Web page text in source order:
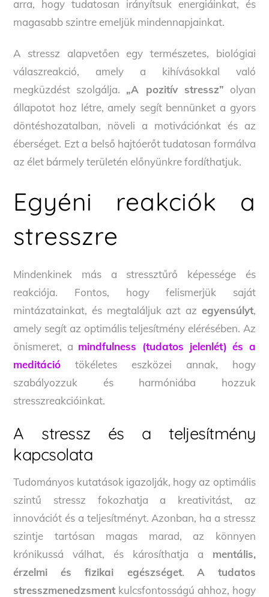
arra, hogy tudatosan irányítsuk energiáinkat, és
magasabb szintre emeljük mindennapjainkat.
A stressz alapvetően egy természetes, biológiai
válaszreakció, amely a kihívásokkal való
megküzdést szolgálja. „A pozitív stressz” olyan
állapotot hoz létre, amely segít bennünket a gyors
döntéshozatalban, növeli a motivációnkat és az
éberséget. Ezt a belső hajtóerőt tudatosan formálva
az élet bármely területén előnyünkre fordíthatjuk.
Egyéni reakciók a
stresszre
Mindenkinek más a stressztűrő képessége és
reakciója. Fontos, hogy felismerjük saját
mintázatainkat, és megtaláljuk azt az egyensúlyt,
amely segít az optimális teljesítmény elérésében. Az
önismeret, a mindfulness (tudatos jelenlét) és a
meditáció tökéletes eszközei annak, hogy
szabályozzuk és harmóniába hozzuk
stresszreakcióinkat.
A stressz és a teljesítmény
kapcsolata
Tudományos kutatások igazolják, hogy az optimális
szintű stressz fokozhatja a kreativitást, az
innovációt és a teljesítményt. Azonban, ha a stressz
szintje tartósan magas marad, az könnyen
krónikussá válhat, és károsíthatja a mentális,
érzelmi és fizikai egészséget. A tudatos
stresszmenedzsment kulcsfontosságú ahhoz, hogy